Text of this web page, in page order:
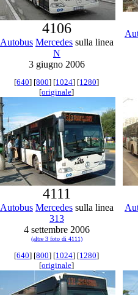
4106
Autobus Mercedes sulla linea
N
3 giugno 2006
[640] [800] [1024] [1280]
[originale]
4111
Autobus Mercedes sulla linea
313
4 settembre 2006
(altre 3 foto di 4111)
[640] [800] [1024] [1280]
[originale]